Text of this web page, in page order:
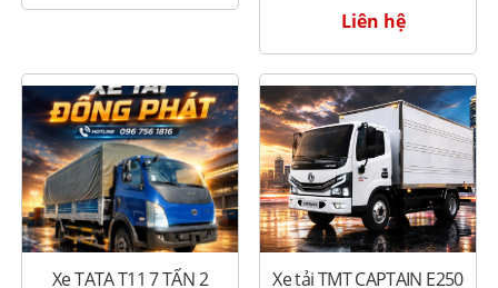
Liên hệ
Xe TATA T11 7 TẤN 2 Xe tải TMT CAPTAIN E250